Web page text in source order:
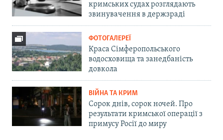
кримських судах розглядають
звинувачення в держзраді
ФОТОГАЛЕРЕЇ
Краса Сімферопольського
водосховища та занедбаність
довкола
ВІЙНА ТА КРИМ
Сорок днів, сорок ночей. Про
результати кримської операції з
примусу Росії до миру